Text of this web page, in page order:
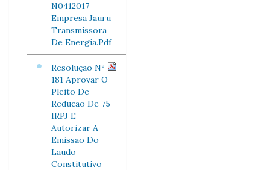
N0412017
Empresa Jauru
Transmissora
De Energia.Pdf
Resolução Nº
181 Aprovar O
Pleito De
Reducao De 75
IRPJ E
Autorizar A
Emissao Do
Laudo
Constitutivo